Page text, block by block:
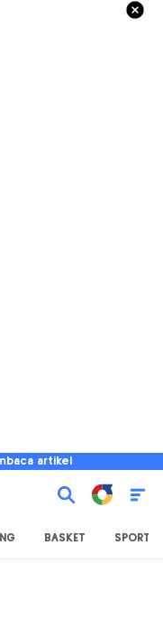
artikel
BASKET SPORT